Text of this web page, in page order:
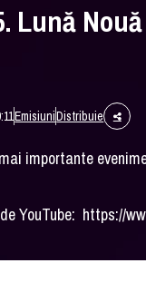
Lună
EmisiuniDistribuie
importante
YouTube: https://